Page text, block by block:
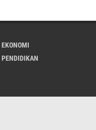
EKONOMI
PENDIDIKAN